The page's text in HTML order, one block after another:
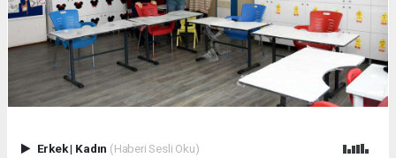
Erkek| Kadın (Haberi Sesli Oku)